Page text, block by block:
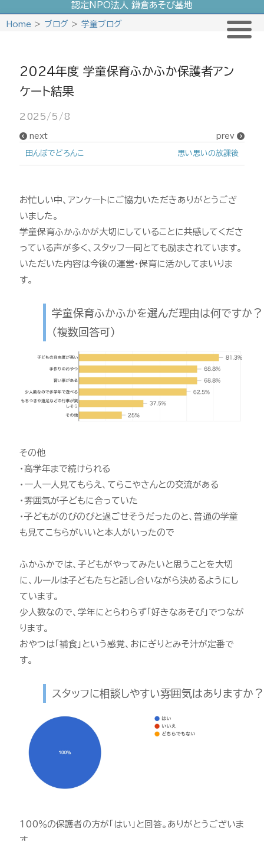
SkipHome > ブログ > 学童ブログ
2024年度 学童保育ふかふか保護者アン
ケート結果
2025/5/8
prev
思い思いの放課後
next
田んぼでどろんこ
お忙しい中、アンケートにご協力いただきありがとうござ
いました。
学童保育ふかふかが大切にしていることに共感してくださ
っている声が多く、スタッフ一同とても励まされています。
いただいた内容は今後の運営・保育に活かしてまいりま
す。
学童保育ふかふかを選んだ理由は何ですか？
（複数回答可）
その他
・高学年まで続けられる
・一人一人見てもらえ、てらこやさんとの交流がある
・雰囲気が子どもに合っていた
・子どもがのびのびと過ごせそうだったのと、普通の学童
も見てこちらがいいと本人がいったので
ふかふかでは、子どもがやってみたいと思うことを大切
に、ルールは子どもたちと話し合いながら決めるようにし
ています。
少人数なので、学年にとらわらず「好きなあそび」でつなが
ります。
おやつは「補食」という感覚、おにぎりとみそ汁が定番で
す。
スタッフに相談しやすい雰囲気はありますか？
100％の保護者の方が「はい」と回答。ありがとうございま
認定NPO法人 鎌倉あそび基地